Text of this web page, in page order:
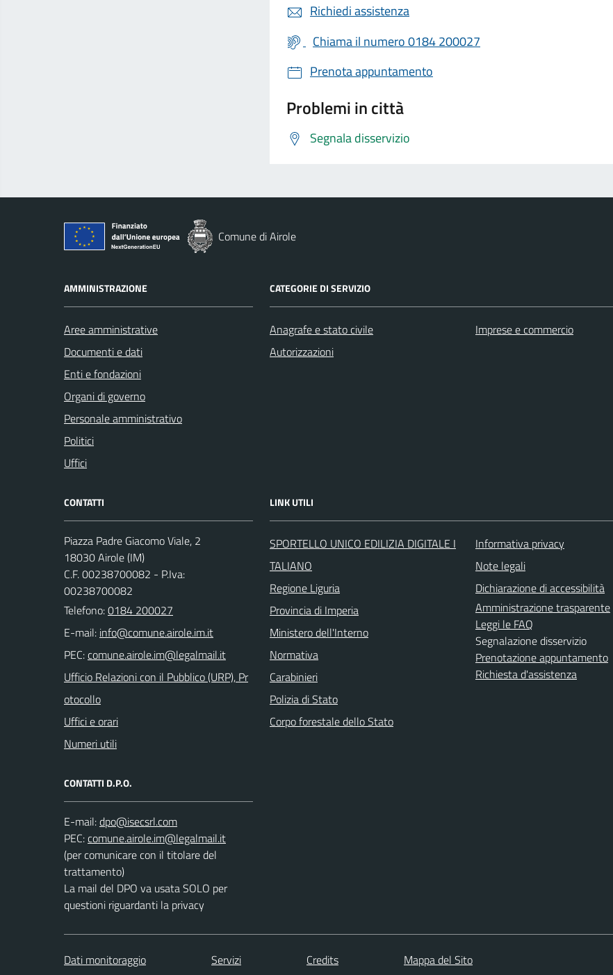
Richiedi assistenza
Chiama il numero 0184 200027
Prenota appuntamento
Problemi in città
Segnala disservizio
Comune di Airole
AMMINISTRAZIONE
Aree amministrative
Documenti e dati
Enti e fondazioni
Organi di governo
Personale amministrativo
Politici
Uffici
CATEGORIE DI SERVIZIO
Anagrafe e stato civile
Autorizzazioni
Imprese e commercio
CONTATTI
Piazza Padre Giacomo Viale, 2
18030 Airole (IM)
C.F. 00238700082 - P.Iva:
00238700082
Telefono:0184 200027
E-mail:
PEC:
Ufficio Relazioni con il Pubblico (URP), Pr
otocollo
Uffici e orari
Numeri utili
CONTATTI D.P.O.
E-mail:
PEC:
(per comunicare con il titolare del
trattamento)
La mail del DPO va usata SOLO per
questioni riguardanti la privacy
LINK UTILI
SPORTELLO UNICO EDILIZIA DIGITALE I
TALIANO
Regione Liguria
Provincia di Imperia
Ministero dell'Interno
Normativa
Carabinieri
Polizia di Stato
Corpo forestale dello Stato
Informativa privacy
Note legali
Dichiarazione di accessibilità
Amministrazione trasparente
Leggi le FAQ
Segnalazione disservizio
Prenotazione appuntamento
Richiesta d'assistenza
Dati monitoraggio Servizi Credits Mappa del Sito